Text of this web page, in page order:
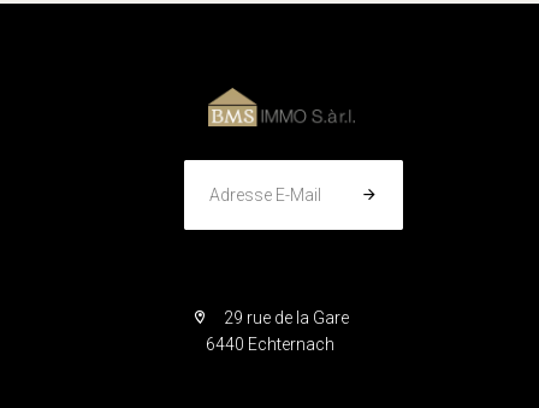
Adresse E-Mail
29 rue de la Gare
6440 Echternach